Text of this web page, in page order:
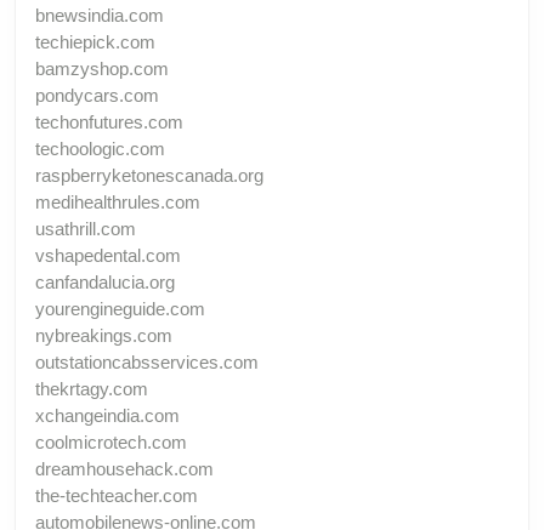
bnewsindia.com
techiepick.com
bamzyshop.com
pondycars.com
techonfutures.com
techoologic.com
raspberryketonescanada.org
medihealthrules.com
usathrill.com
vshapedental.com
canfandalucia.org
yourengineguide.com
nybreakings.com
outstationcabsservices.com
thekrtagy.com
xchangeindia.com
coolmicrotech.com
dreamhousehack.com
the-techteacher.com
automobilenews-online.com